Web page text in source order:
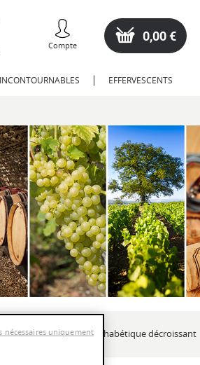
Compte
0,00 €
EFFERVESCENTS
croissant Ordre alphabétique décroissant
nécessaires uniquement